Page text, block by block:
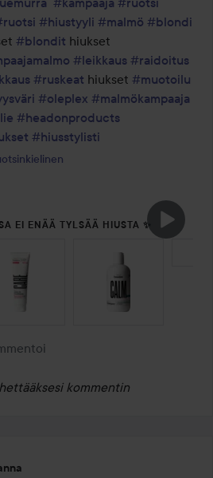
#hiustyyli #malmö #blondi
#blondit
#leikkaus #raidoitus
#ruskeat hiukset #muotoilu
#oleplex #malmökampaaja
#headonproducts
#hiusstylisti
EI ENÄÄ TYLSÄÄ HIUSTA ✨
kommentin